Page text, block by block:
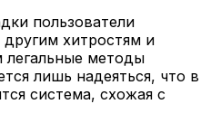
пользователи
хитростям и
легальные методы
лишь надеяться, что в
система, схожая с